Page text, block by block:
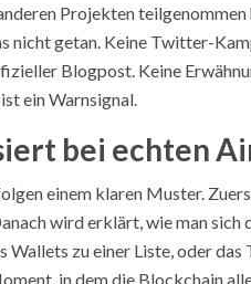
Projekten
nicht getan. Keine Twitter-
Blogpost. Keine
ein Warnsignal.
bei echten
einem klaren Muster.
wird erklärt, wie man sich
Wallets zu einer Liste, oder
in dem die Blockchain